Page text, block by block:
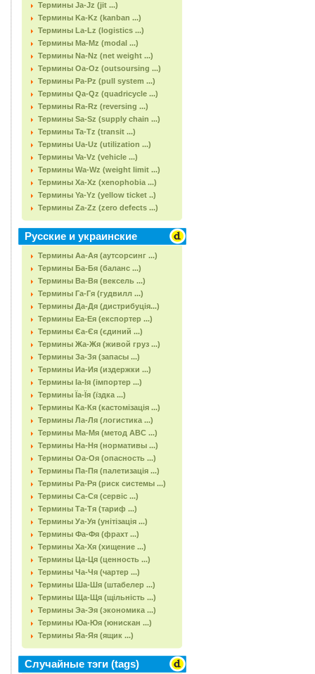
Термины Ja-Jz (jit ...)
Термины Ka-Kz (kanban ...)
Термины La-Lz (logistics ...)
Термины Ma-Mz (modal ...)
Термины Na-Nz (net weight ...)
Термины Oa-Oz (outsoursing ...)
Термины Pa-Pz (pull system ...)
Термины Qa-Qz (quadricycle ...)
Термины Ra-Rz (reversing ...)
Термины Sa-Sz (supply chain ...)
Термины Ta-Tz (transit ...)
Термины Ua-Uz (utilization ...)
Термины Va-Vz (vehicle ...)
Термины Wa-Wz (weight limit ...)
Термины Xa-Xz (xenophobia ...)
Термины Ya-Yz (yellow ticket ..)
Термины Za-Zz (zero defects ...)
Русские и украинские
Термины Аа-Ая (аутсорсинг ...)
Термины Ба-Бя (баланс ...)
Термины Ва-Вя (вексель ...)
Термины Га-Гя (гудвилл ...)
Термины Да-Дя (дистрибуція...)
Термины Еа-Ея (експортер ...)
Термины Єа-Єя (єдиний ...)
Термины Жа-Жя (живой груз ...)
Термины За-Зя (запасы ...)
Термины Иа-Ия (издержки ...)
Термины Іа-Ія (імпортер ...)
Термины Їа-Їя (їздка ...)
Термины Ка-Кя (кастомізація ...)
Термины Ла-Ля (логистика ...)
Термины Ма-Мя (метод АВС ...)
Термины На-Ня (нормативы ...)
Термины Оа-Оя (опасность ...)
Термины Па-Пя (палетизація ...)
Термины Ра-Ря (риск системы ...)
Термины Са-Ся (сервіс ...)
Термины Та-Тя (тариф ...)
Термины Уа-Уя (унітізація ...)
Термины Фа-Фя (фрахт ...)
Термины Ха-Хя (хищение ...)
Термины Ца-Ця (ценность ...)
Термины Ча-Чя (чартер ...)
Термины Ша-Шя (штабелер ...)
Термины Ща-Щя (щільність ...)
Термины Эа-Эя (экономика ...)
Термины Юа-Юя (юнискан ...)
Термины Яа-Яя (ящик ...)
Случайные тэги (tags)